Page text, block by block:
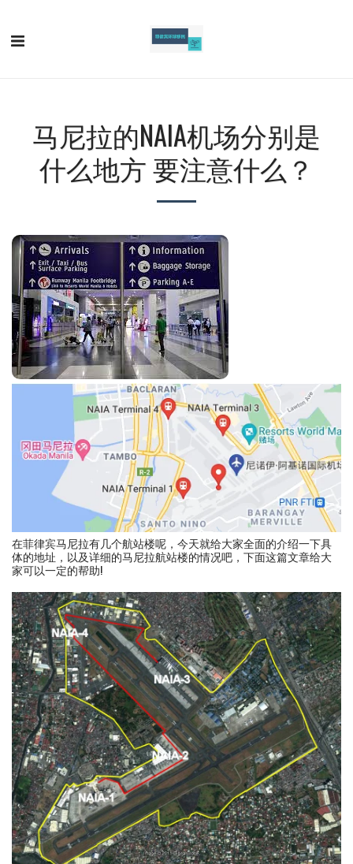
马尼拉的NAIA机场分别是
什么地方 要注意什么？
在菲律宾马尼拉有几个航站楼呢，今天就给大家全面的介绍一下具
体的地址，以及详细的马尼拉航站楼的情况吧，下面这篇文章给大
家可以一定的帮助!